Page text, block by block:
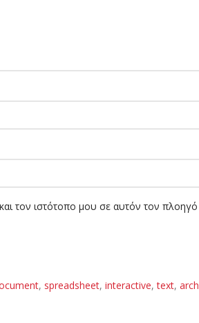
τον ιστότοπο μου σε αυτόν τον
, spreadsheet, interactive,text,